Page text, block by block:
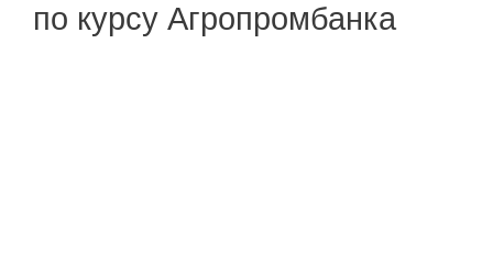
по курсу Агропромбанка